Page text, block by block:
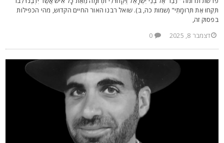
אֶת תְּרוּמָתִי" (שמות כה, ב). שואל רבנו האור החיים הקדוש, מהי הכפילות
זה,
דצמבר 8, 2025
0